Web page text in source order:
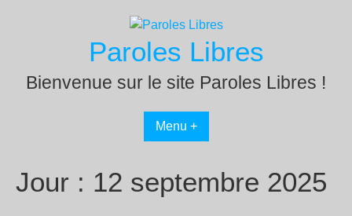
Paroles Libres
Bienvenue sur le site Paroles Libres !
Menu +
Jour : 12 septembre 2025